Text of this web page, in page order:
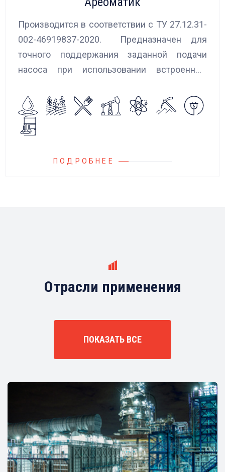
Производится в соответствии с ТУ 27.12.31-
002-46919837-2020. Предназначен для
точного поддержания заданной подачи
насоса при использовании встроенных
Блок управления Ареоматик совместим с
любыми насосами российских и
иностранных производителей.
ПОДРОБНЕЕ
Отрасли применения
ПОКАЗАТЬ ВСЕ